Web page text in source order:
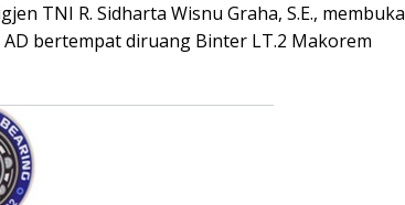
TNI R. Sidharta Wisnu Graha, S.E., membuka
bertempat diruang Binter LT.2 Makorem